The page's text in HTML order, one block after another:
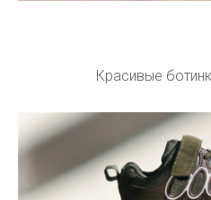
Красивые